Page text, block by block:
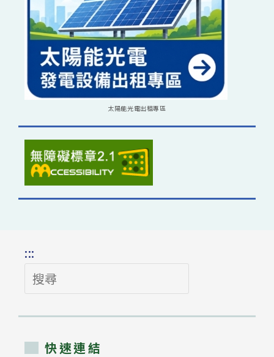
太陽能光電出租專區
:::
搜
尋
快速連結